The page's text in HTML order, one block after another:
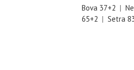
Bova 37+2 |
65+2 | Setra